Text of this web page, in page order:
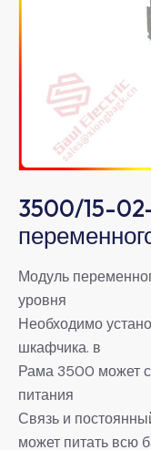
3500/15-
Модуль
уровня
Необходимо
шкафчика. в
Рама 3500 может
питания
Связь и
может питать всю